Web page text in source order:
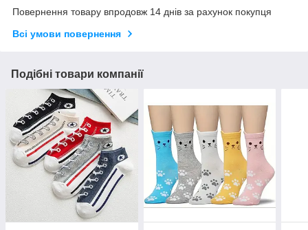
Повернення товару впродовж 14 днів за рахунок покупця
Всі умови повернення
Подібні товари компанії